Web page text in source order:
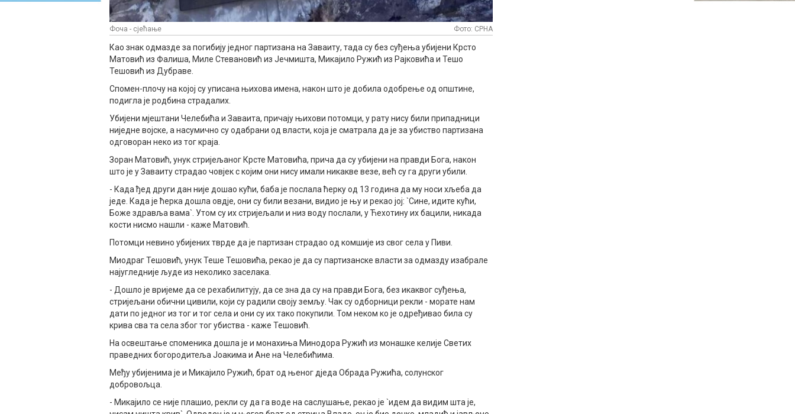
Фоча - сјећање Фото: СРНА
Као знак одмазде за погибију једног партизана на Заваиту, тада су без суђења убијени Крсто
Матовић из Фалиша, Миле Стевановић из Јечмишта, Микајило Ружић из Рајковића и Тешо
Тешовић из Дубраве.
Спомен-плочу на којој су уписана њихова имена, након што је добила одобрење од општине,
подигла је родбина страдалих.
Убијени мјештани Челебића и Заваита, причају њихови потомци, у рату нису били припадници
ниједне војске, а насумично су одабрани од власти, која је сматрала да је за убиство партизана
одговоран неко из тог краја.
Зоран Матовић, унук стријељаног Крсте Матовића, прича да су убијени на правди Бога, након
што је у Заваиту страдао човјек с којим они нису имали никакве везе, већ су га други убили.
- Када ђед други дан није дошао кући, баба је послала ћерку од 13 година да му носи хљеба да
једе. Када је ћерка дошла овдје, они су били везани, видио је њу и рекао јој: `Сине, идите кући,
Боже здравља вама`. Утом су их стријељали и низ воду послали, у Ћехотину их бацили, никада
кости нисмо нашли - каже Матовић.
Потомци невино убијених тврде да је партизан страдао од комшије из свог села у Пиви.
Миодраг Тешовић, унук Теше Тешовића, рекао је да су партизанске власти за одмазду изабрале
најугледније људе из неколико заселака.
- Дошло је вријеме да се рехабилитују, да се зна да су на правди Бога, без икаквог суђења,
стријељани обични цивили, који су радили своју земљу. Чак су одборници рекли - морате нам
дати по једног из тог и тог села и они су их тако покупили. Том неком ко је одређивао била су
крива сва та села због тог убиства - каже Тешовић.
На освештање споменика дошла је и монахиња Минодора Ружић из монашке келије Светих
праведних богородитеља Јоакима и Ане на Челебићима.
Међу убијенима је и Микајило Ружић, брат од њеног дједа Обрада Ружића, солунског
добровољца.
- Микајило се није плашио, рекли су да га воде на саслушање, рекао је `идем да видим шта је,